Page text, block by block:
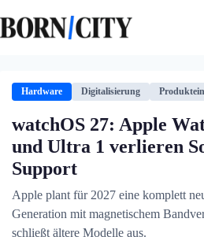
Inhalt
springen
Hardware Digitalisierung
watchOS 27: Apple
und Ultra 1 verlieren
Support
Apple plant für 2027 eine komplett
Generation mit magnetischem
schließt ältere Modelle aus.